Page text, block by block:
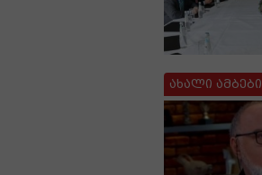
ახალი ამბები